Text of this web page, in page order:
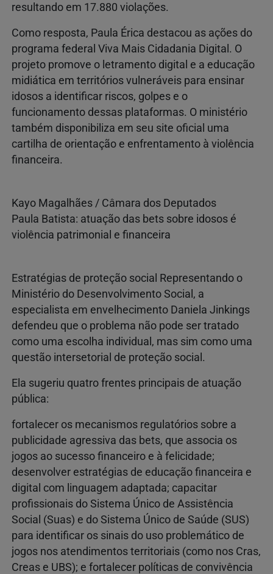
resultando em 17.880 violações.
Como resposta, Paula Érica destacou as ações do
programa federal Viva Mais Cidadania Digital. O
projeto promove o letramento digital e a educação
midiática em territórios vulneráveis para ensinar
idosos a identificar riscos, golpes e o
funcionamento dessas plataformas. O ministério
também disponibiliza em seu site oficial uma
cartilha de orientação e enfrentamento à violência
financeira.
Kayo Magalhães / Câmara dos Deputados
Paula Batista: atuação das bets sobre idosos é
violência patrimonial e financeira
Estratégias de proteção social Representando o
Ministério do Desenvolvimento Social, a
especialista em envelhecimento Daniela Jinkings
defendeu que o problema não pode ser tratado
como uma escolha individual, mas sim como uma
questão intersetorial de proteção social.
Ela sugeriu quatro frentes principais de atuação
pública:
fortalecer os mecanismos regulatórios sobre a
publicidade agressiva das bets, que associa os
jogos ao sucesso financeiro e à felicidade;
desenvolver estratégias de educação financeira e
digital com linguagem adaptada; capacitar
profissionais do Sistema Único de Assistência
Social (Suas) e do Sistema Único de Saúde (SUS)
para identificar os sinais do uso problemático de
jogos nos atendimentos territoriais (como nos Cras,
Creas e UBS); e fortalecer políticas de convivência